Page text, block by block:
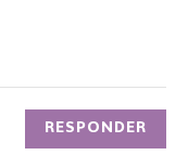
RESPONDER